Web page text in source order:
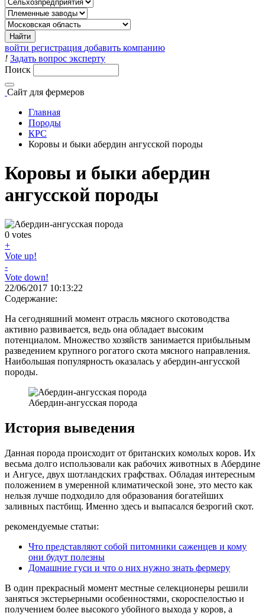
войти регистрация добавить компанию
! Задать вопрос эксперту
Поиск
Сайт для фермеров
Главная
Породы
КРС
Коровы и быки абердин ангусской породы
Коровы и быки абердин
ангусской породы
0 votes
+
Vote up!
-
Vote down!
22/06/2017 10:13:22
Содержание:
На сегодняшний момент отрасль мясного скотоводства
активно развивается, ведь она обладает высоким
потенциалом. Множество хозяйств занимается прибыльным
разведением крупного рогатого скота мясного направления.
Наибольшая популярность оказалась у абердин-ангусской
породы.
Абердин-ангусская порода
История выведения
Данная порода происходит от британских комолых коров. Их
весьма долго использовали как рабочих животных в Абердине
и Ангусе, двух шотландских графствах. Обладая интересным
положением в умеренной климатической зоне, это место как
нельзя лучше подходило для образования богатейших
заливных пастбищ. Именно здесь и выпасался безрогий скот.
рекомендуемые статьи:
Что представляют собой питомники саженцев и кому
они будут полезны
Домашние гуси и что о них нужно знать фермеру
В один прекрасный момент местные селекционеры решили
заняться экстерьерными особенностями, скороспелостью и
получением более высокого убойного выхода у коров, а